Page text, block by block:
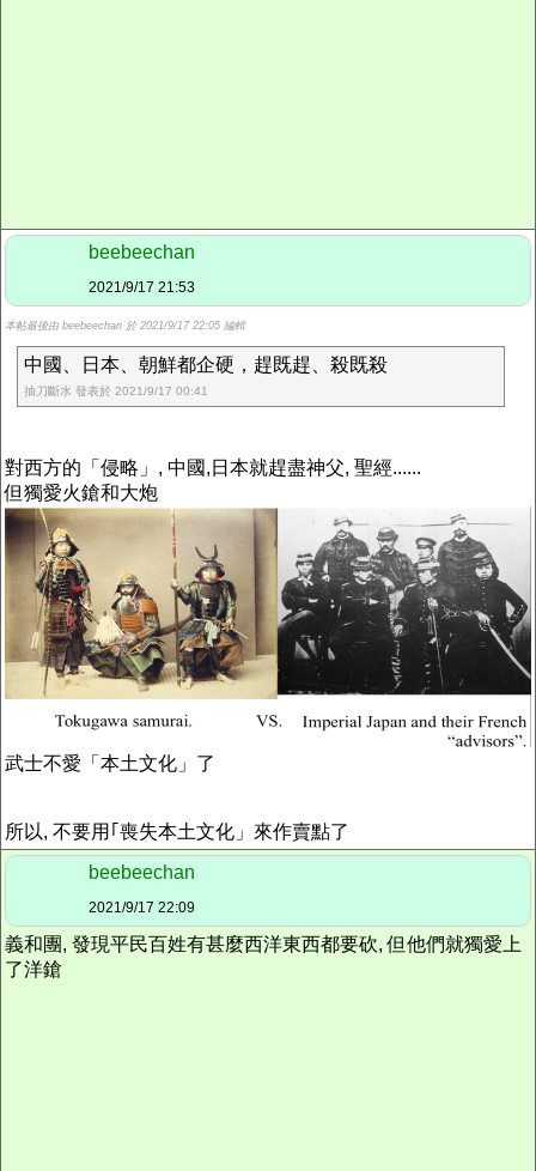
beebeechan
2021/9/17 21:53
本帖最後由 beebeechan 於 2021/9/17 22:05 編輯
中國、日本、朝鮮都企硬，趕既趕、殺既殺
抽刀斷水 發表於 2021/9/17 00:41
對西方的「侵略」, 中國,日本就趕盡神父, 聖經......
但獨愛火鎗和大炮
武士不愛「本土文化」了
所以, 不要用｢喪失本土文化」來作賣點了
beebeechan
2021/9/17 22:09
義和團, 發現平民百姓有甚麼西洋東西都要砍, 但他們就獨愛上
了洋鎗